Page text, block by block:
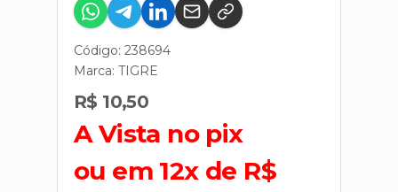
Código: 238694
Marca: TIGRE
R$ 10,50
A Vista no pix
ou em 12x de R$